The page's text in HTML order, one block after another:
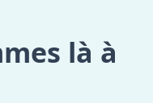
là à